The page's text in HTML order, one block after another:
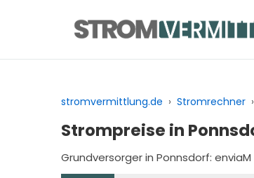
stromvermittlung.de › Stromrechner ›
Strompreise in
Grundversorger in Ponnsdorf: enviaM